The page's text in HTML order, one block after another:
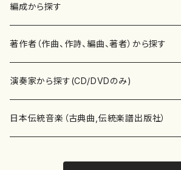
楽譜
書籍
書籍
テキストブック
CD・DVD
チケット
編成から探す
邦楽器
箏・琴（ソロ）
箏・琴（合奏）
合唱
混声合唱
歌・声
著作者（作曲、作詩、編曲、著者）から探す
あ行
青木省三(アオキ ショウゾウ)
か行
演奏家から探す(CD/DVDのみ)
邦楽（箏、三味線、尺八等）演奏家
日本伝統音楽（古典曲,伝統楽譜出版社）